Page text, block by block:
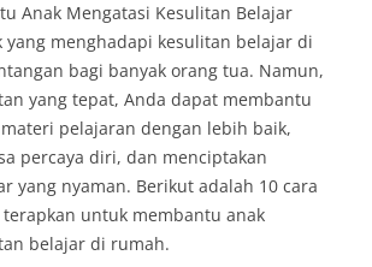
Anak Mengatasi Kesulitan Belajar
yang menghadapi kesulitan belajar di
bagi banyak orang tua. Namun,
yang tepat, Anda dapat membantu
pelajaran dengan lebih baik,
percaya diri, dan menciptakan
yang nyaman. Berikut adalah 10 cara
untuk membantu anak
belajar di rumah.